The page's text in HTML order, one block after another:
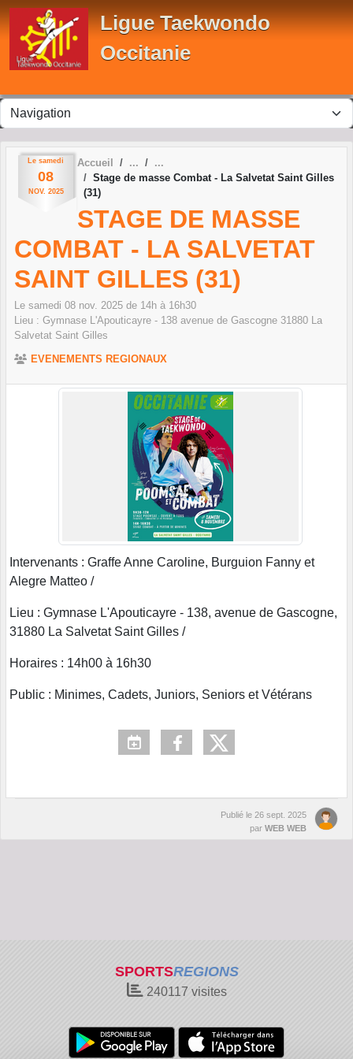
Ligue Taekwondo
Occitanie
Le samedi
08
NOV. 2025
Accueil
Stage de masse Combat - La Salvetat Saint Gilles
(31)
STAGE DE MASSE
COMBAT - LA SALVETAT
SAINT GILLES (31)
Le samedi 08 nov. 2025 de 14h à 16h30
Lieu : Gymnase L'Apouticayre - 138 avenue de Gascogne 31880 La
Salvetat Saint Gilles
EVENEMENTS REGIONAUX
Intervenants : Graffe Anne Caroline, Burguion Fanny et
Alegre Matteo /
Lieu : Gymnase L'Apouticayre - 138, avenue de Gascogne,
31880 La Salvetat Saint Gilles /
Horaires : 14h00 à 16h30
Public : Minimes, Cadets, Juniors, Seniors et Vétérans
Publié le 26 sept. 2025
par WEB WEB
SPORTSREGIONS
240117 visites
Panneau de gestion des cookies